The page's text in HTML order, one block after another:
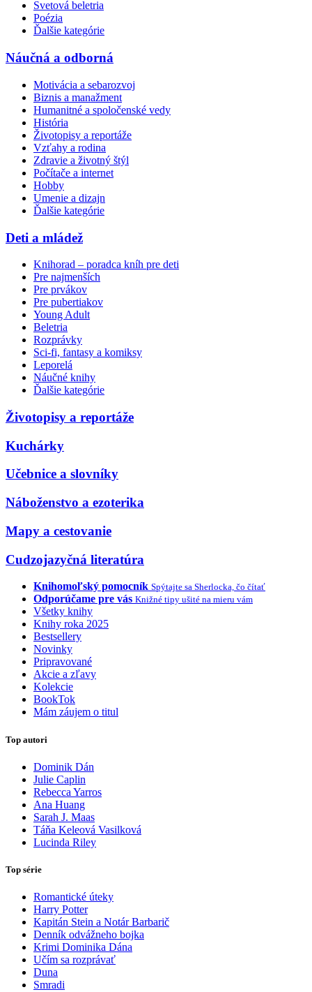
Svetová beletria
Poézia
Ďalšie kategórie
Náučná a odborná
Motivácia a sebarozvoj
Biznis a manažment
Humanitné a spoločenské vedy
História
Životopisy a reportáže
Vzťahy a rodina
Zdravie a životný štýl
Počítače a internet
Hobby
Umenie a dizajn
Ďalšie kategórie
Deti a mládež
Knihorad – poradca kníh pre deti
Pre najmenších
Pre prvákov
Pre pubertiakov
Young Adult
Beletria
Rozprávky
Sci-fi, fantasy a komiksy
Leporelá
Náučné knihy
Ďalšie kategórie
Životopisy a reportáže
Kuchárky
Učebnice a slovníky
Náboženstvo a ezoterika
Mapy a cestovanie
Cudzojazyčná literatúra
Knihomoľský pomocník Spýtajte sa Sherlocka, čo čítať
Odporúčame pre vás Knižné tipy ušité na mieru vám
Všetky knihy
Knihy roka 2025
Bestsellery
Novinky
Pripravované
Akcie a zľavy
Kolekcie
BookTok
Mám záujem o titul
Top autori
Dominik Dán
Julie Caplin
Rebecca Yarros
Ana Huang
Sarah J. Maas
Táňa Keleová Vasilková
Lucinda Riley
Top série
Romantické úteky
Harry Potter
Kapitán Stein a Notár Barbarič
Denník odvážneho bojka
Krimi Dominika Dána
Učím sa rozprávať
Duna
Smradi